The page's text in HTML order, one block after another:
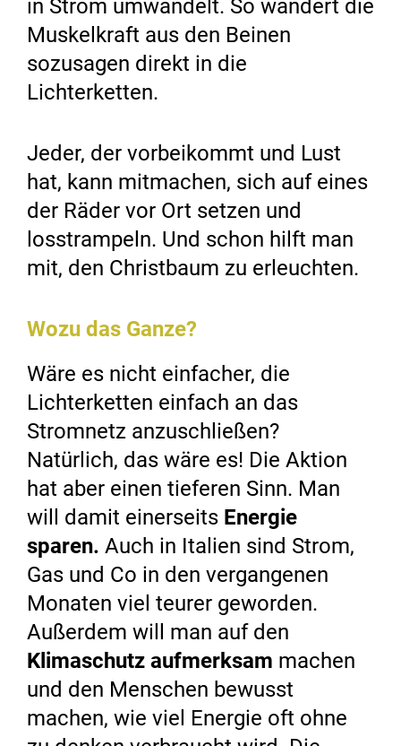
in Strom umwandelt. So wandert die
Muskelkraft aus den Beinen
sozusagen direkt in die
Lichterketten.
Jeder, der vorbeikommt und Lust
hat, kann mitmachen, sich auf eines
der Räder vor Ort setzen und
losstrampeln. Und schon hilft man
mit, den Christbaum zu erleuchten.
Wozu das Ganze?
Wäre es nicht einfacher, die
Lichterketten einfach an das
Stromnetz anzuschließen?
Natürlich, das wäre es! Die Aktion
hat aber einen tieferen Sinn. Man
will damit einerseits Energie
sparen. Auch in Italien sind Strom,
Gas und Co in den vergangenen
Monaten viel teurer geworden.
Außerdem will man auf den
Klimaschutz aufmerksam machen
und den Menschen bewusst
machen, wie viel Energie oft ohne